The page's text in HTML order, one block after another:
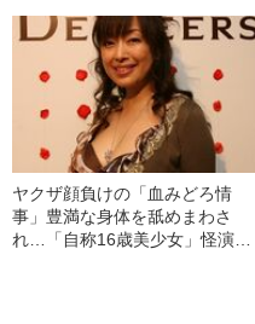
ヤクザ顔負けの「血みどろ情
事」豊満な身体を舐めまわさ
れ…「自称16歳美少女」怪演